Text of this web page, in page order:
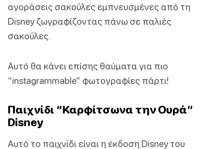
αγοράσεις σακούλες εμπνευσμένες από τη
Disney ζωγραφίζοντας πάνω σε παλιές
σακούλες.
Αυτό θα κάνει επίσης θαύματα για πιο
“instagrammable” φωτογραφίες πάρτι!
Παιχνίδι “Καρφίτσωνα την Ουρά”
Disney
Αυτό το παιχνίδι είναι η έκδοση Disney του